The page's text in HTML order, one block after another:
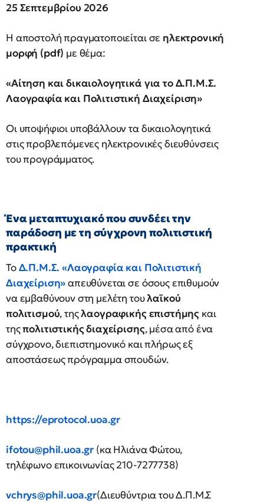
25 Σεπτεμβρίου 2026
Η αποστολή πραγματοποιείται σε ηλεκτρονική
μορφή (pdf) με θέμα:
«Αίτηση και δικαιολογητικά για το Δ.Π.Μ.Σ.
Λαογραφία και Πολιτιστική Διαχείριση»
Οι υποψήφιοι υποβάλλουν τα δικαιολογητικά
στις προβλεπόμενες ηλεκτρονικές διευθύνσεις
του προγράμματος.
Ένα μεταπτυχιακό που συνδέει την
παράδοση με τη σύγχρονη πολιτιστική
πρακτική
ΤοΔ.Π.Μ.Σ.«Λαογραφία και Πολιτιστική
Διαχείριση»απευθύνεται σε όσους επιθυμούν
να εμβαθύνουν στη μελέτη τουλαϊκού
πολιτισμού, τηςλαογραφικής επιστήμης και
τηςπολιτιστικής διαχείρισης, μέσα από ένα
σύγχρονο, διεπιστημονικό και πλήρως εξ
αποστάσεως πρόγραμμα σπουδών.
https://eprotocol.uoa.gr
ifotou@phil.uoa.gr (κα Ηλιάνα Φώτου,
τηλέφωνο επικοινωνίας 210-7277738)
vchrys@phil.uoa.gr(Διευθύντρια του Δ.Π.Μ.Σ